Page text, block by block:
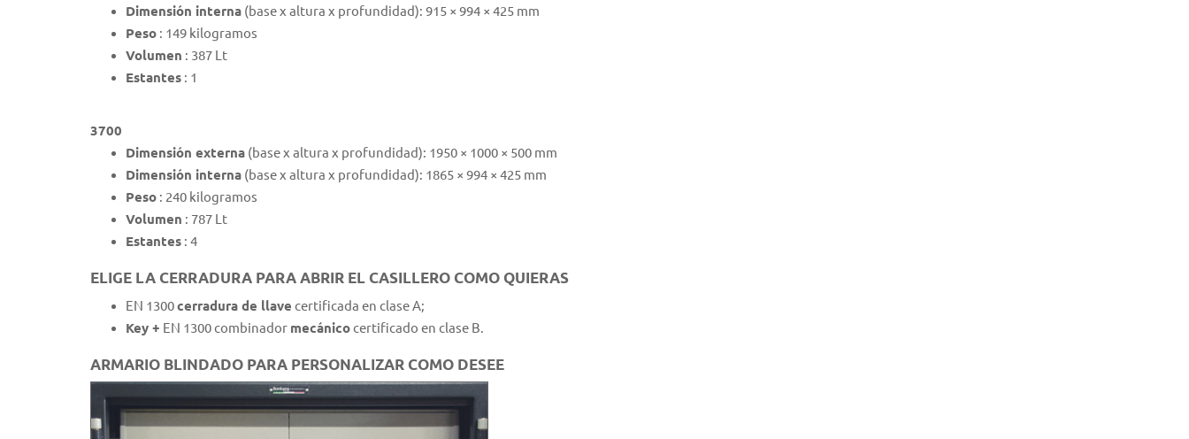
Dimensión interna (base x altura x profundidad): 915 × 994 × 425 mm
Peso : 149 kilogramos
Volumen : 387 Lt
Estantes : 1
3700
Dimensión externa (base x altura x profundidad): 1950 × 1000 × 500 mm
Dimensión interna (base x altura x profundidad): 1865 × 994 × 425 mm
Peso : 240 kilogramos
Volumen : 787 Lt
Estantes : 4
ELIGE LA CERRADURA PARA ABRIR EL CASILLERO COMO QUIERAS
EN 1300cerradura de llave certificada en clase A;
Key + EN 1300 combinador mecánicocertificado en clase B.
ARMARIO BLINDADO PARA PERSONALIZAR COMO DESEE